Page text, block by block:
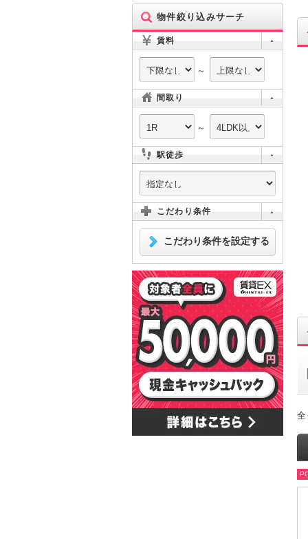
物件絞り込みサーチ
賃料
～
間取り
～
駅徒歩
こだわり条件
こだわり条件を設定する
全